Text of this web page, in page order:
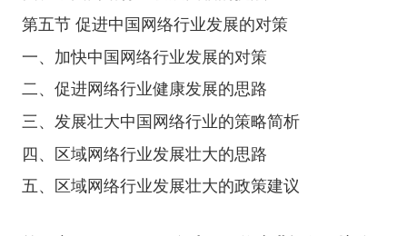
第五节 促进中国网络行业发展的对策
一、加快中国网络行业发展的对策
二、促进网络行业健康发展的思路
三、发展壮大中国网络行业的策略简析
四、区域网络行业发展壮大的思路
五、区域网络行业发展壮大的政策建议